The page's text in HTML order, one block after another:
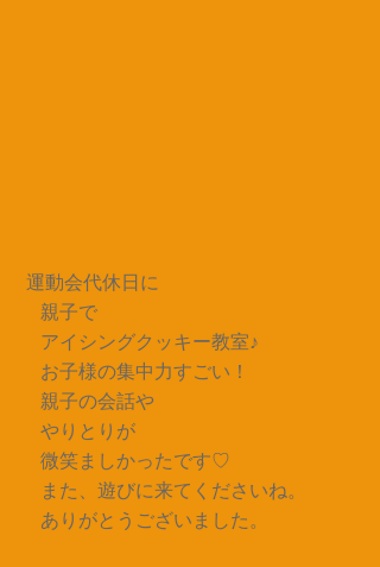
運動会代休日に
親子で
アイシングクッキー教室♪
お子様の集中力すごい！
親子の会話や
やりとりが
微笑ましかったです♡
また、遊びに来てくださいね。
ありがとうございました。